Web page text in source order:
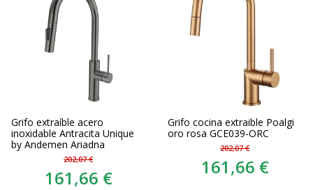
Grifo extraíble acero
inoxidable Antracita Unique
by Andemen Ariadna
202,07 €
161,66 €
Grifo cocina extraible Poalgi
oro rosa GCE039-ORC
202,07 €
161,66 €